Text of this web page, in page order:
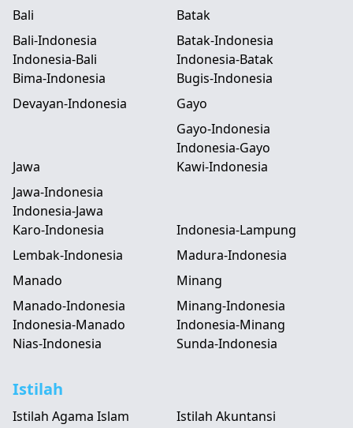
Bali
Bali-Indonesia
Indonesia-Bali
Batak
Batak-Indonesia
Indonesia-Batak
Bima-Indonesia
Bugis-Indonesia
Devayan-Indonesia
Gayo
Gayo-Indonesia
Indonesia-Gayo
Jawa
Jawa-Indonesia
Indonesia-Jawa
Kawi-Indonesia
Karo-Indonesia
Indonesia-Lampung
Lembak-Indonesia
Madura-Indonesia
Manado
Manado-Indonesia
Indonesia-Manado
Minang
Minang-Indonesia
Indonesia-Minang
Nias-Indonesia
Sunda-Indonesia
Istilah
Istilah Agama Islam
Istilah Akuntansi